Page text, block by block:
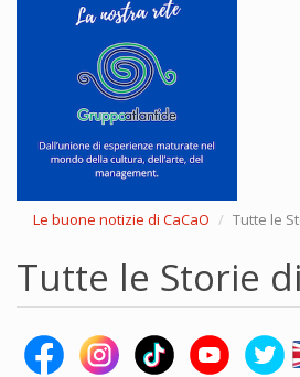
Le buone notizie di CaCaO Tutte le
Tutte le Storie